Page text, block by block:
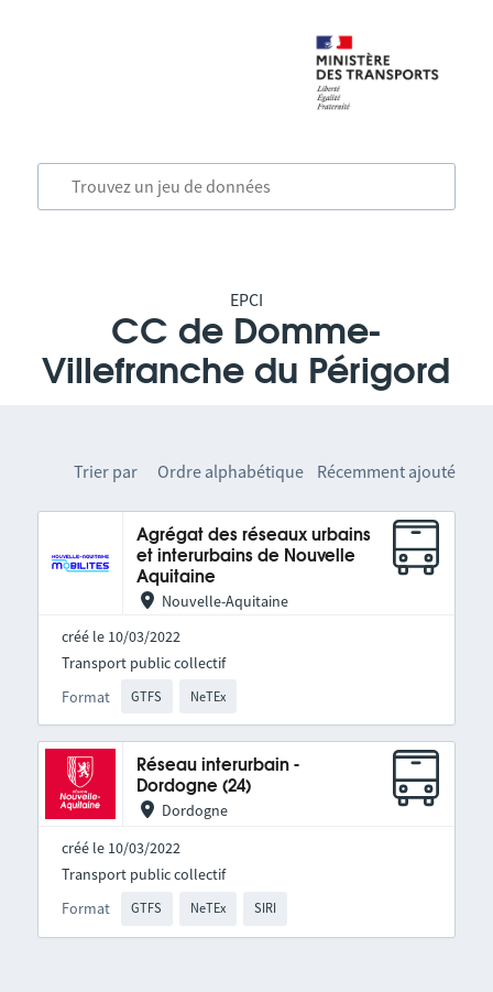
EPCI
CC de Domme-
Villefranche du Périgord
Trier par Ordre alphabétique Récemment ajouté
Agrégat des réseaux urbains
et interurbains de Nouvelle
Aquitaine
Nouvelle-Aquitaine
créé le 10/03/2022
Format GTFS NeTEx
Transport public collectif
Réseau interurbain -
Dordogne (24)
Dordogne
créé le 10/03/2022
Format GTFS NeTEx SIRI
Transport public collectif